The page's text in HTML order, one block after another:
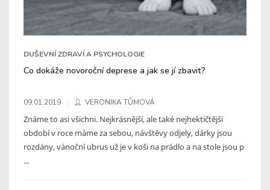
DUŠEVNÍ ZDRAVÍ A PSYCHOLOGIE
Co dokáže novoroční deprese a jak se jí zbavit?
09.01.2019 VERONIKA TŮMOVÁ
Známe to asi všichni. Nejkrásnější, ale také nejhektičtější
období v roce máme za sebou, návštěvy odjely, dárky jsou
rozdány, vánoční ubrus už je v koši na prádlo a na stole jsou p
...